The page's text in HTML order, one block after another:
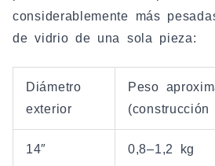
considerablemente más
de vidrio de una sola pieza:
Diámetro
exterior
Peso
14″ 0,8–1,2 kg